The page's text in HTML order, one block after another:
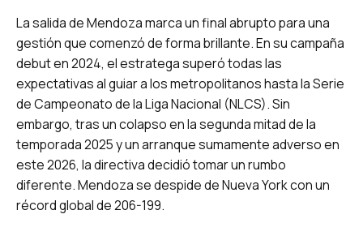
La salida de Mendoza marca un final abrupto para una
gestión que comenzó de forma brillante. En su campaña
debut en 2024, el estratega superó todas las
expectativas al guiar a los metropolitanos hasta la Serie
de Campeonato de la Liga Nacional (NLCS). Sin
embargo, tras un colapso en la segunda mitad de la
temporada 2025 y un arranque sumamente adverso en
este 2026, la directiva decidió tomar un rumbo
diferente. Mendoza se despide de Nueva York con un
récord global de 206-199.